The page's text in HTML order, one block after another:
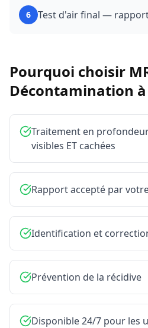
6 Test d'air final —
Pourquoi choisir
Décontamination à
Traitement en
visibles ET cachées
Rapport accepté par
Identification et
Prévention de la récidive
Disponible 24/7 pour les